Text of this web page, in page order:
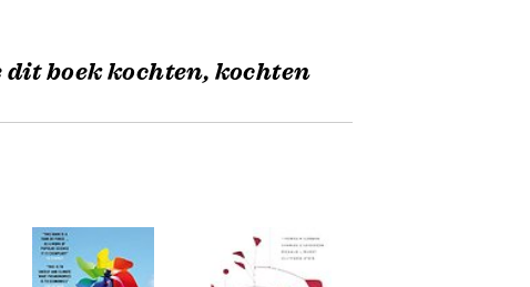
boek kochten, kochten